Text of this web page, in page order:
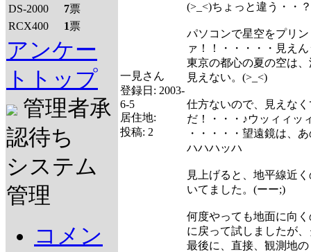
DS-2000
7票
RCX400
1票
アンケー
トトップ
管理者承
認待ち
システム
管理
コメン
一見さん
登録日: 2003-
6-5
居住地:
投稿: 2
(>_<)ちょっと違う・・？
パソコンで星空をプリ
ァ！！・・・・・見え
東京の都心の夏の空は
見えない。(>_<)
仕方ないので、見えな
だ！・・・♪ウッィィッ
・・・・・望遠鏡は、
ハハハッハ
見上げると、地平線近
いてました。(ーー;)
何度やっても地面に向
に戻って試しましたが
最後に、直接、観測地